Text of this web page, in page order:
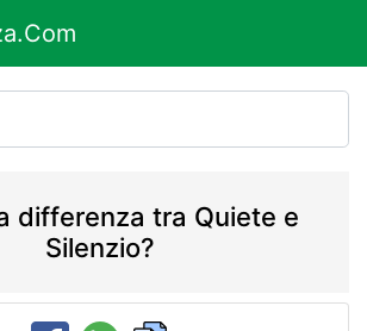
differenza tra Quiete e
Silenzio?